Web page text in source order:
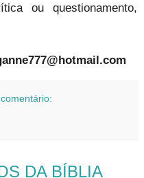
ou questionamento,
DA BÍBLIA